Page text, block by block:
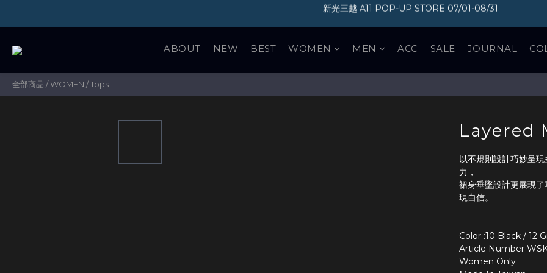
加入會員即享300元購物金
ABOUT NEW BEST WOMEN MEN ACC SALE JOURNAL
全部商品 /WOMEN /Tops
Layered
以不規則設計巧妙呈
力，
裙身垂墜設計更展現
現自信。
Color :10 Black / 12
Article Number
Women Only